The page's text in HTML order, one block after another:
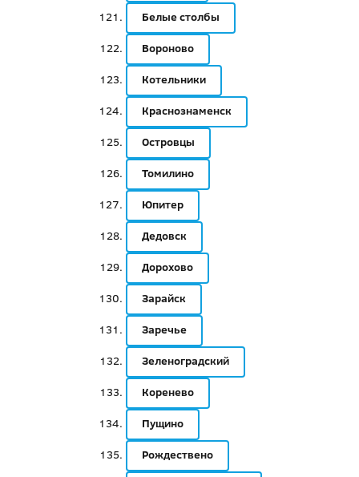
Белые столбы
Вороново
Котельники
Краснознаменск
Островцы
Томилино
Юпитер
Дедовск
Дорохово
Зарайск
Заречье
Зеленоградский
Коренево
Пущино
Рождествено